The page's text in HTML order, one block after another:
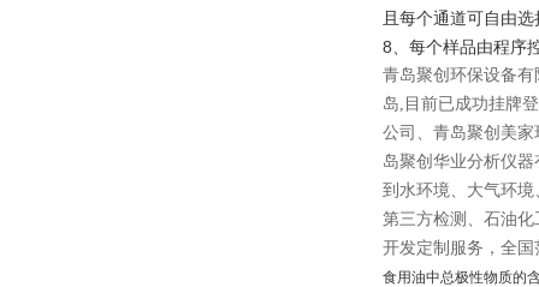
且每个通道可自由选
8、每个样品由程序
青岛聚创环保设备
岛,目前已成功挂牌
公司、青岛聚创美
岛聚创华业分析仪
到水环境、大气环
第三方检测、石油
开发定制服务，全
食用油中总极性物质的